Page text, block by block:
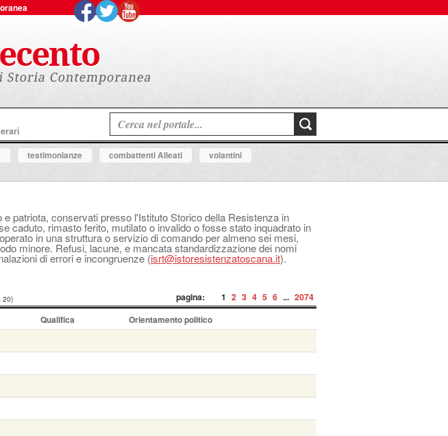
testimonianze combattenti Alleati
volantini
patriota, conservati presso l'Istituto Storico della Resistenza in
caduto, rimasto ferito, mutilato o invalido o fosse stato inquadrato in
in una struttura o servizio di comando per almeno sei mesi,
minore. Refusi, lacune, e mancata standardizzazione dei nomi
di errori e incongruenze (isrt@istoresistenzatoscana.it).
pagina: 1 2 3 4 5 6 ... 2074
20)
Qualifica Orientamento politico